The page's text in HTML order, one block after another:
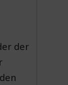
der